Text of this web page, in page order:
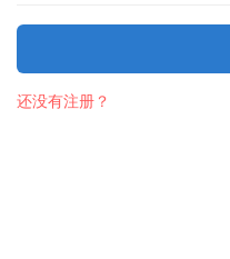
还没有注册？